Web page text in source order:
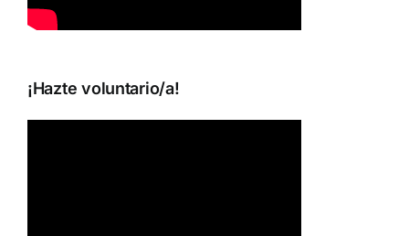
¡Hazte voluntario/a!